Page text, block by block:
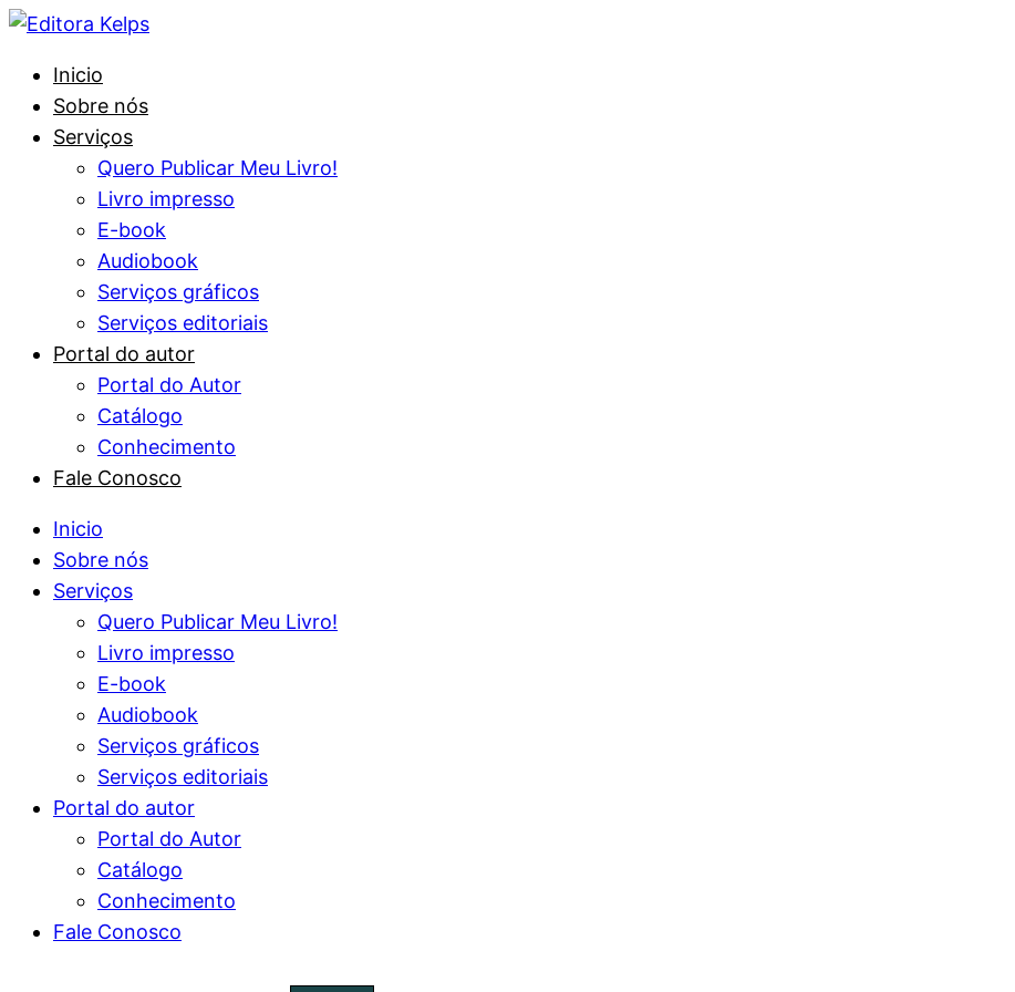
Inicio
Sobre nós
Serviços
Quero Publicar Meu Livro!
Livro impresso
E-book
Audiobook
Serviços gráficos
Serviços editoriais
Portal do autor
Portal do Autor
Catálogo
Conhecimento
Fale Conosco
Inicio
Sobre nós
Serviços
Quero Publicar Meu Livro!
Livro impresso
E-book
Audiobook
Serviços gráficos
Serviços editoriais
Portal do autor
Portal do Autor
Catálogo
Conhecimento
Fale Conosco